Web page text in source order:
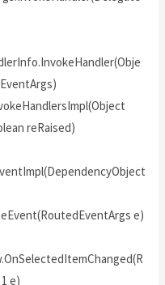
reRaised)
e)
e)